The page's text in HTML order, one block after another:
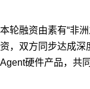
本轮融资由素有“非
资，双方同步达成深
Agent硬件产品，共